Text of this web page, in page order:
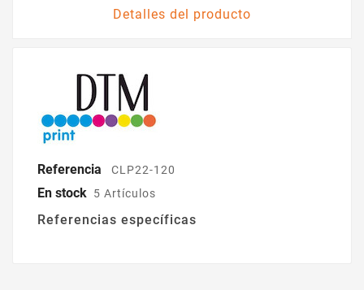
Detalles del producto
Referencia CLP22-120
En stock 5 Artículos
Referencias específicas